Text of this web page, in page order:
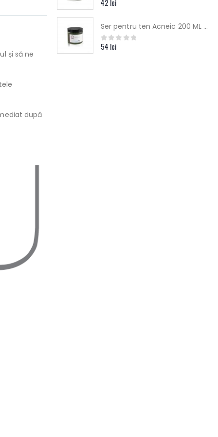
și să ne
după
0out of 5
42 lei
Ser pentru ten Acneic 200 ML Yamuna
0out of 5
54 lei